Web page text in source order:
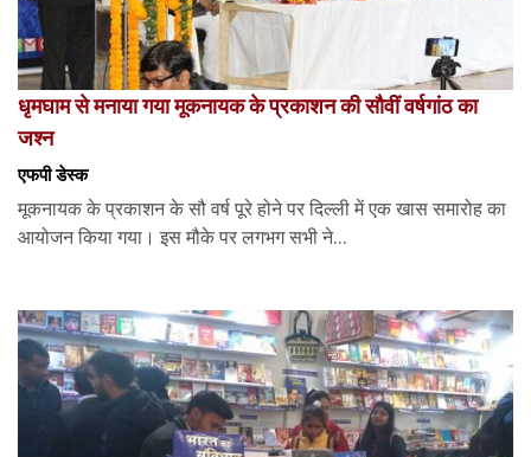
धृमघाम से मनाया गया मूकनायक के प्रकाशन की सौवीं वर्षगांठ का
जश्न
एफपी डेस्‍क
मूकनायक के प्रकाशन के सौ वर्ष पूरे होने पर दिल्ली में एक खास समारोह का
आयोजन किया गया। इस मौके पर लगभग सभी ने...